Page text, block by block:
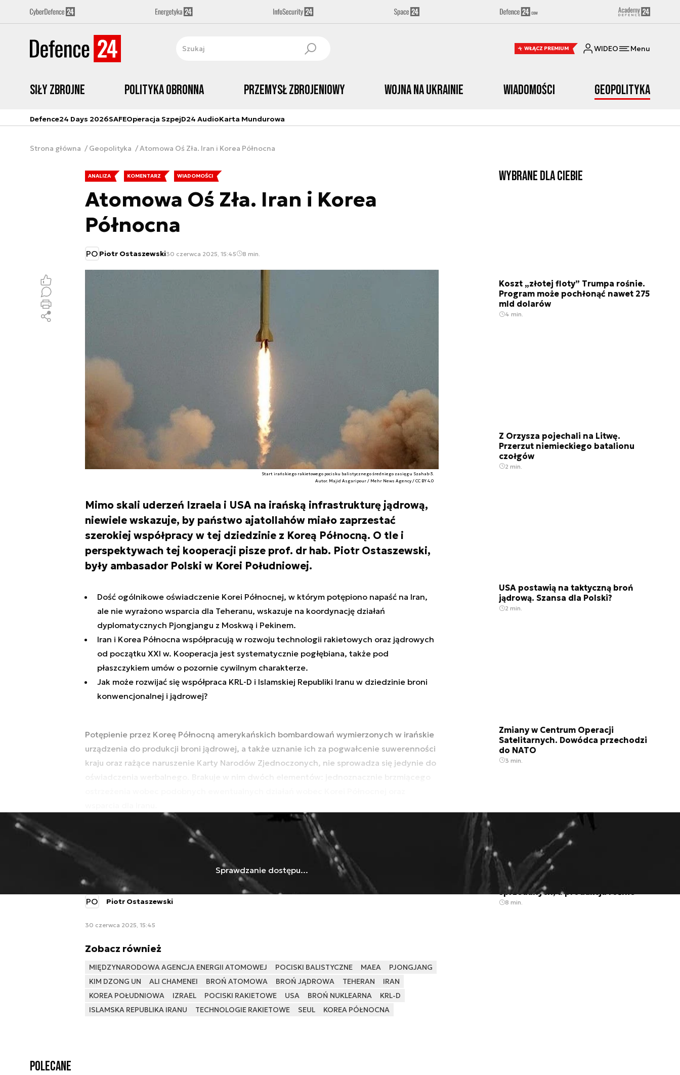
WŁĄCZ PREMIUM WIDEO Menu
Siły zbrojne Polityka obronna Przemysł Zbrojeniowy Wojna na Ukrainie Wiadomości Geopolityka
Defence24 Days 2026SAFEOperacja SzpejD24 AudioKarta Mundurowa
Strona główna Geopolityka Atomowa Oś Zła. Iran i Korea Północna
ANALIZA KOMENTARZ WIADOMOŚCI
Atomowa Oś Zła. Iran i Korea
Północna
PO Piotr Ostaszewski30 czerwca 2025, 15:45 8 min.
Start irańskiego rakietowego pocisku balistycznego średniego zasięgu Szahab-3.
Autor. Majid Asgaripour / Mehr News Agency / CC BY 4.0
Mimo skali uderzeń Izraela i USA na irańską infrastrukturę jądrową,
niewiele wskazuje, by państwo ajatollahów miało zaprzestać
szerokiej współpracy w tej dziedzinie z Koreą Północną. O tle i
perspektywach tej kooperacji pisze prof. dr hab. Piotr Ostaszewski,
były ambasador Polski w Korei Południowej.
Dość ogólnikowe oświadczenie Korei Północnej, w którym potępiono napaść na Iran,
ale nie wyrażono wsparcia dla Teheranu, wskazuje na koordynację działań
dyplomatycznych Pjongjangu z Moskwą i Pekinem.
Iran i Korea Północna współpracują w rozwoju technologii rakietowych oraz jądrowych
od początku XXI w. Kooperacja jest systematycznie pogłębiana, także pod
płaszczykiem umów o pozornie cywilnym charakterze.
Jak może rozwijać się współpraca KRL-D i Islamskiej Republiki Iranu w dziedzinie broni
konwencjonalnej i jądrowej?
Potępienie przez Koreę Północną amerykańskich bombardowań wymierzonych w irańskie
urządzenia do produkcji broni jądrowej, a także uznanie ich za pogwałcenie suwerenności
kraju oraz rażące naruszenie Karty Narodów Zjednoczonych, nie sprowadza się jedynie do
oświadczenia werbalnego. Brakuje w nim dwóch elementów: jednoznacznie brzmiącego
Sprawdzanie dostępu...
PO Piotr Ostaszewski
30 czerwca 2025, 15:45
Zobacz również
MIĘDZYNARODOWA AGENCJA ENERGII ATOMOWEJ POCISKI BALISTYCZNE MAEA
PJONGJANG
KIM DZONG UN
ALI CHAMENEI BROŃ ATOMOWA BROŃ JĄDROWA TEHERAN
IRAN
KOREA POŁUDNIOWA
IZRAEL POCISKI RAKIETOWE USA BROŃ NUKLEARNA
KRL-D
ISLAMSKA REPUBLIKA IRANU
TECHNOLOGIE RAKIETOWE SEUL KOREA PÓŁNOCNA
Wybrane dla Ciebie
Koszt „złotej floty” Trumpa rośnie.
Program może pochłonąć nawet 275
mld dolarów
4 min.
Z Orzysza pojechali na Litwę.
Przerzut niemieckiego batalionu
czołgów
2 min.
USA postawią na taktyczną broń
jądrową. Szansa dla Polski?
2 min.
Zmiany w Centrum Operacji
Satelitarnych. Dowódca przechodzi
do NATO
3 min.
Fenomen CAESAR-a. Ponad 800
sprzedanych, a produkcja rośnie
8 min.
Polecane